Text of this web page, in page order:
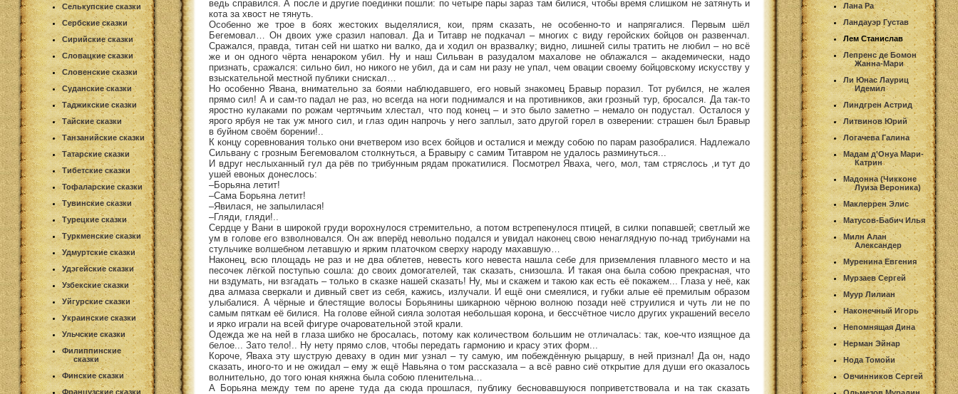
Селькупские сказки
Сербские сказки
Сирийские сказки
Словацкие сказки
Словенские сказки
Суданские сказки
Таджикские сказки
Тайские сказки
Танзанийские сказки
Татарские сказки
Тибетские сказки
Тофаларские сказки
Тувинские сказки
Турецкие сказки
Туркменские сказки
Удмуртские сказки
Удэгейские сказки
Узбекские сказки
Уйгурские сказки
Украинские сказки
Ульчские сказки
Филиппинские
сказки
Финские сказки
Французские сказки
ведь справился. А после и другие поединки пошли: по четыре пары зараз там билися, чтобы время слишком не затянуть и
кота за хвост не тянуть.
Особенно же трое в боях жестоких выделялися, кои, прям сказать, не особенно-то и напрягалися. Первым шёл
Бегемовал… Он двоих уже сразил наповал. Да и Титавр не подкачал – многих с виду геройских бойцов он развенчал.
Сражался, правда, титан сей ни шатко ни валко, да и ходил он вразвалку; видно, лишней силы тратить не любил – но всё
же и он одного чёрта ненароком убил. Ну и наш Сильван в разудалом махалове не облажался – академически, надо
признать, сражался: сильно бил, но никого не убил, да и сам ни разу не упал, чем овации своему бойцовскому искусству у
взыскательной местной публики снискал…
Но особенно Явана, внимательно за боями наблюдавшего, его новый знакомец Бравыр поразил. Тот рубился, не жалея
прямо сил! А и сам-то падал не раз, но всегда на ноги поднимался и на противников, аки грозный тур, бросался. Да так-то
яростно кулаками по рожам чертячьим хлестал, что под конец – и это было заметно – немало он подустал. Осталося у
ярого ярбуя не так уж много сил, и глаз один напрочь у него заплыл, зато другой горел в озверении: страшен был Бравыр
в буйном своём борении!..
К концу соревнования только они вчетвером изо всех бойцов и осталися и между собою по парам разобралися. Надлежало
Сильвану с грозным Бегемовалом столкнуться, а Бравыру с самим Титавром не удалось разминуться...
И вдруг неслыханный гул да рёв по трибунным рядам прокатилися. Посмотрел Яваха, чего, мол, там стряслось ,и тут до
ушей евоных донеслось:
–Борьяна летит!
–Сама Борьяна летит!
–Явилася, не запылилася!
–Гляди, гляди!..
Сердце у Вани в широкой груди ворохнулося стремительно, а потом встрепенулося птицей, в силки попавшей; светлый же
ум в голове его взволновался. Он аж вперёд невольно подался и увидал наконец свою ненаглядную по-над трибунами на
стульчике волшебном летавшую и ярким платочком сверху народу махавшую…
Наконец, всю площадь не раз и не два облетев, невесть кого невеста нашла себе для приземления плавного место и на
песочек лёгкой поступью сошла: до своих домогателей, так сказать, снизошла. И такая она была собою прекрасная, что
ни вздумать, ни взгадать – только в сказке нашей сказать! Ну, мы и скажем и такою как есть её покажем... Глаза у неё, как
два алмаза сверкали и дивный свет из себя, кажись, излучали. И ещё они смеялися, и губки алые её премилым образом
улыбалися. А чёрные и блестящие волосы Борьянины шикарною чёрною волною позади неё струилися и чуть ли не по
самым пяткам её билися. На голове ейной сияла золотая небольшая корона, и бессчётное число других украшений весело
и ярко играли на всей фигуре очаровательной этой крали.
Одежда же на ней в глаза шибко не бросалась, потому как количеством большим не отличалась: так, кое-что изящное да
белое... Зато тело!.. Ну нету прямо слов, чтобы передать гармонию и красу этих форм...
Короче, Яваха эту шуструю деваху в один миг узнал – ту самую, им побеждённую рыцаршу, в ней признал! Да он, надо
сказать, иного-то и не ожидал – ему ж ещё Навьяна о том рассказала – а всё равно сиё открытие для души его оказалось
волнительно, до того юная княжна была собою пленительна…
А Борьяна между тем по арене туда да сюда прошлася, публику бесновавшуюся поприветствовала и на так сказать
Лана Ра
Ландауэр Густав
Лем Станислав
Лепренс де Бомон
Жанна-Мари
Ли Юнас Лауриц
Идемил
Линдгрен Астрид
Литвинов Юрий
Логачева Галина
Мадам д'Онуа Мари-
Катрин
Мадонна (Чикконе
Луиза Вероника)
Маклеррен Элис
Матусов-Бабич Илья
Милн Алан
Александер
Муренина Евгения
Мурзаев Сергей
Муур Лилиан
Наконечный Игорь
Непомнящая Дина
Нерман Эйнар
Нода Томойи
Овчинников Сергей